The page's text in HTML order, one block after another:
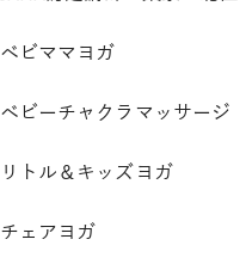
ベビママヨガ
ベビーチャクラマッサージ
リトル＆キッズヨガ
チェアヨガ